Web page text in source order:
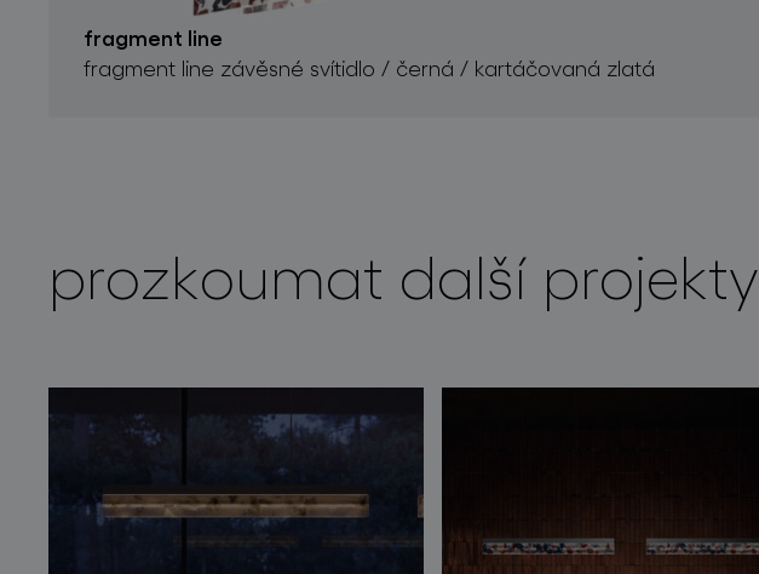
fragment line
fragment line závěsné svítidlo / černá / kartáčovaná zlatá
prozkoumat další projekty